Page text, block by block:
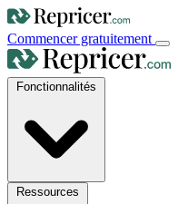
Commencer gratuitement